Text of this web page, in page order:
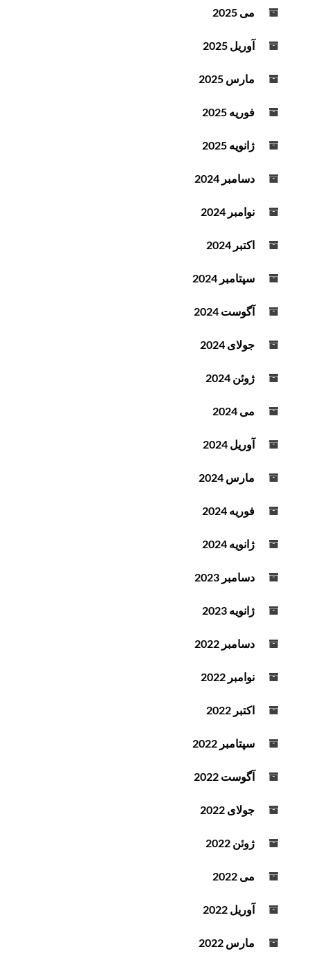
می 2025
آوریل 2025
مارس 2025
فوریه 2025
ژانویه 2025
دسامبر 2024
نوامبر 2024
اکتبر 2024
سپتامبر 2024
آگوست 2024
جولای 2024
ژوئن 2024
می 2024
آوریل 2024
مارس 2024
فوریه 2024
ژانویه 2024
دسامبر 2023
ژانویه 2023
دسامبر 2022
نوامبر 2022
اکتبر 2022
سپتامبر 2022
آگوست 2022
جولای 2022
ژوئن 2022
می 2022
آوریل 2022
مارس 2022